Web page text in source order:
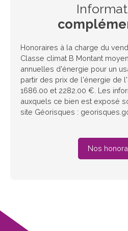
Honoraires à la charge du
Classe climat B Montant
annuelles d'énergie pour un
partir des prix de l'énergie de
1686.00 et 2282.00 €. Les
auxquels ce bien est exposé
site Géorisques :
Nos